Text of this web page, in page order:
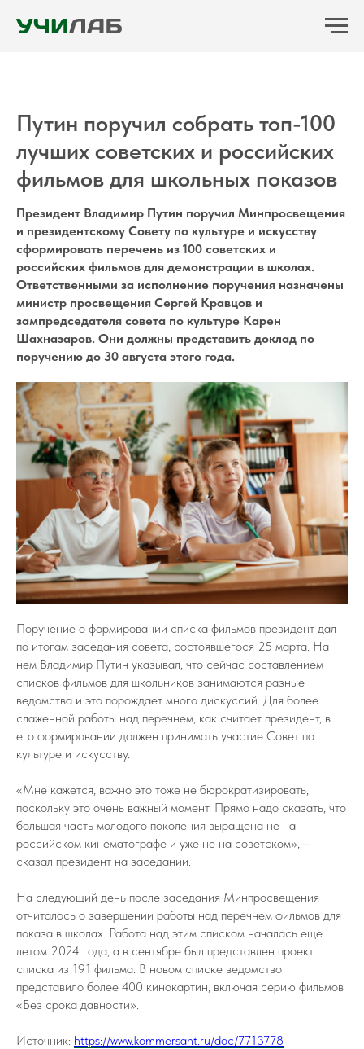
Путин поручил собрать топ-100
лучших советских и российских
фильмов для школьных показов
Президент Владимир Путин поручил Минпросвещения
и президентскому Совету по культуре и искусству
сформировать перечень из 100 советских и
российских фильмов для демонстрации в школах.
Ответственными за исполнение поручения назначены
министр просвещения Сергей Кравцов и
зампредседателя совета по культуре Карен
Шахназаров. Они должны представить доклад по
поручению до 30 августа этого года.
Поручение о формировании списка фильмов президент дал
по итогам заседания совета, состоявшегося 25 марта. На
нем Владимир Путин указывал, что сейчас составлением
списков фильмов для школьников занимаются разные
ведомства и это порождает много дискуссий. Для более
слаженной работы над перечнем, как считает президент, в
его формировании должен принимать участие Совет по
культуре и искусству.
«Мне кажется, важно это тоже не бюрократизировать,
поскольку это очень важный момент. Прямо надо сказать, что
большая часть молодого поколения выращена не на
российском кинематографе и уже не на советском»,—
сказал президент на заседании.
На следующий день после заседания Минпросвещения
отчиталось о завершении работы над перечнем фильмов для
показа в школах. Работа над этим списком началась еще
летом 2024 года, а в сентябре был представлен проект
списка из 191 фильма. В новом списке ведомство
представило более 400 кинокартин, включая серию фильмов
«Без срока давности».
Источник: https://www.kommersant.ru/doc/7713778